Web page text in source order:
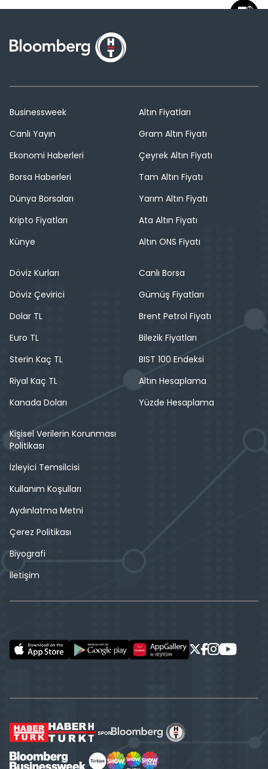
Businessweek
Canlı Yayın
Ekonomi Haberleri
Borsa Haberleri
Dünya Borsaları
Kripto Fiyatları
Künye
Altın Fiyatları
Gram Altın Fiyatı
Çeyrek Altın Fiyatı
Tam Altın Fiyatı
Yarım Altın Fiyatı
Ata Altın Fiyatı
Altın ONS Fiyatı
Döviz Kurları
Döviz Çevirici
Dolar TL
Euro TL
Sterin Kaç TL
Riyal Kaç TL
Kanada Doları
Canlı Borsa
Gümüş Fiyatları
Brent Petrol Fiyatı
Bilezik Fiyatları
BIST 100 Endeksi
Altın Hesaplama
Yüzde Hesaplama
Kişisel Verilerin Korunması
Politikası
İzleyici Temsilcisi
Kullanım Koşulları
Aydınlatma Metni
Çerez Politikası
Biyografi
İletişim